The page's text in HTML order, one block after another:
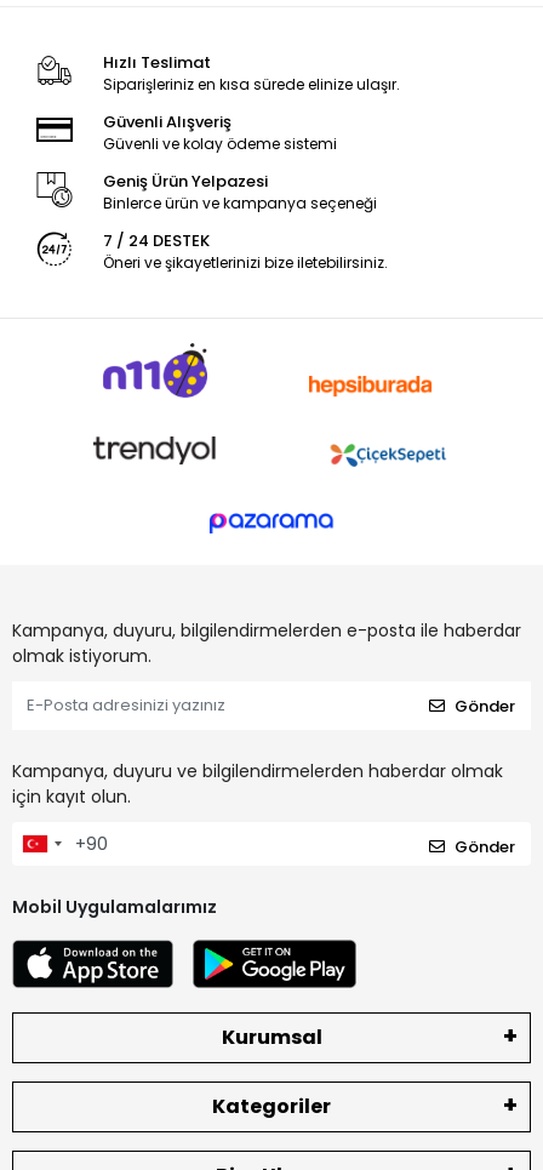
Hızlı Teslimat
Siparişleriniz en kısa sürede elinize ulaşır.
Güvenli Alışveriş
Güvenli ve kolay ödeme sistemi
Geniş Ürün Yelpazesi
Binlerce ürün ve kampanya seçeneği
7 / 24 DESTEK
Öneri ve şikayetlerinizi bize iletebilirsiniz.
Kampanya, duyuru, bilgilendirmelerden e-posta ile haberdar
olmak istiyorum.
Gönder
Kampanya, duyuru ve bilgilendirmelerden haberdar olmak
için kayıt olun.
Gönder
Mobil Uygulamalarımız
Kurumsal
Kategoriler